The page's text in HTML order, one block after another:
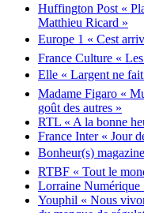
Huffington Post «
Matthieu Ricard »
Europe 1 « Cest
France Culture «
Elle « Largent ne
Madame Figaro «
goût des autres »
RTL « A la bonne
France Inter « Jour
Bonheur(s)
RTBF « Tout le
Lorraine Numérique
Youphil « Nous